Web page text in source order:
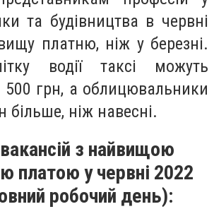
та будівництва в червні
платню, ніж у березні.
водії таксі можуть
500 грн, а облицювальники
більше, ніж навесні.
з найвищою
платою у червні 2022
робочий день):